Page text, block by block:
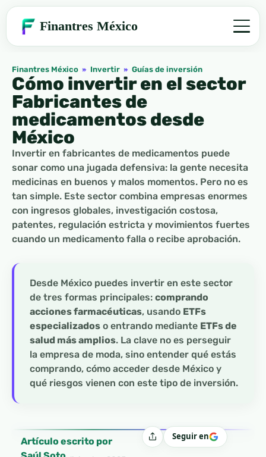
Finantres México
Finantres México » Invertir » Guías de inversión
Cómo invertir en el sector
Fabricantes de
medicamentos desde
México
Invertir en fabricantes de medicamentos puede
sonar como una jugada defensiva: la gente necesita
medicinas en buenos y malos momentos. Pero no es
tan simple. Este sector combina empresas enormes
con ingresos globales, investigación costosa,
patentes, regulación estricta y movimientos fuertes
cuando un medicamento falla o recibe aprobación.
Desde México puedes invertir en este sector
de tres formas principales: comprando
acciones farmacéuticas, usando ETFs
especializados o entrando mediante ETFs de
salud más amplios. La clave no es perseguir
la empresa de moda, sino entender qué estás
comprando, cómo acceder desde México y
qué riesgos vienen con este tipo de inversión.
Artículo escrito por
CompartirSeguir en